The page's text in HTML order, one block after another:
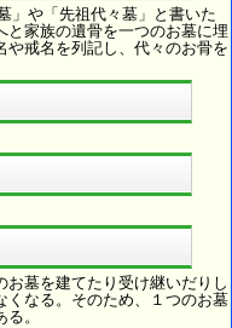
」や「先祖代々墓」と書いた
家族の遺骨を一つのお墓に埋
戒名を列記し、代々のお骨を
お墓を建てたり受け継いだりし
くなる。そのため、１つのお墓
。